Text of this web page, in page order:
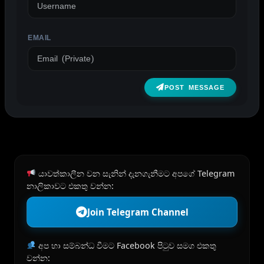
EMAIL
POST MESSAGE
යාවත්කාලීන වන සැනින් දැනගැනීමට අපගේ Telegram
නාලිකාවට එකතු වන්න:
Join Telegram Channel
අප හා සම්බන්ධ වීමට Facebook පිටුව සමග එකතු
වන්න: